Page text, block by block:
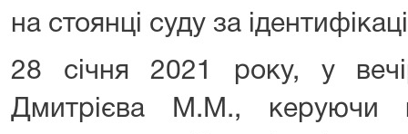
на стоянці суду за
28 січня 2021 року, у
Дмитрієва М.М., керуючи